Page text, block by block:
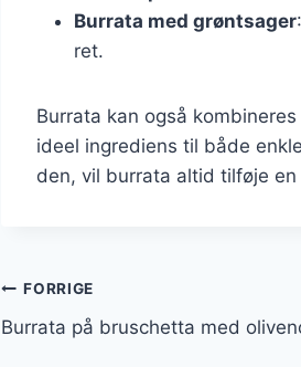
Burrata med grøntsager
ret.
Burrata kan også
ideel ingrediens til både
den, vil burrata altid tilføje
Indlægsnavigation
FORRIGE
Burrata på bruschetta med